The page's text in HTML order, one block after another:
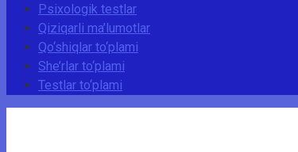
Psixologik testlar
Qiziqarli ma’lumotlar
Qo‘shiqlar to‘plami
She’rlar to‘plami
Testlar to‘plami